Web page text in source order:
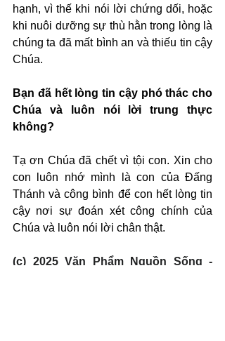
hạnh, vì thế khi nói lời chứng dối, hoặc
khi nuôi dưỡng sự thù hằn trong lòng là
chúng ta đã mất bình an và thiếu tin cậy
Chúa.
Bạn đã hết lòng tin cậy phó thác cho
Chúa và luôn nói lời trung thực
không?
Tạ ơn Chúa đã chết vì tội con. Xin cho
con luôn nhớ mình là con của Đấng
Thánh và công bình để con hết lòng tin
cậy nơi sự đoán xét công chính của
Chúa và luôn nói lời chân thật.
(c) 2025 Văn Phẩm Nguồn Sống -